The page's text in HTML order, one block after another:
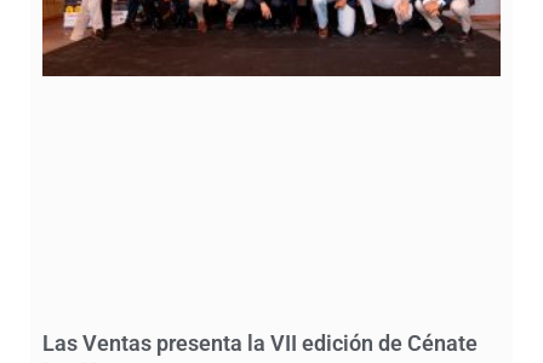
Las Ventas presenta la VII edición de Cénate